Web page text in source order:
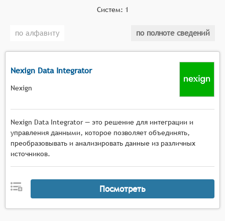
программный продукт должен соответствовать
Выполнять маршрутизацию и оркестровку -
централизованно отправлять сообщениями
Обеспечивать управление конфигурациями ИТ-
систем.
Систем: 1
по алфавиту по полноте сведений
Nexign Data Integrator
Nexign
Nexign Data Integrator — это решение для интеграции и
управления данными, которое позволяет объединять,
преобразовывать и анализировать данные из различных
источников.
Посмотреть